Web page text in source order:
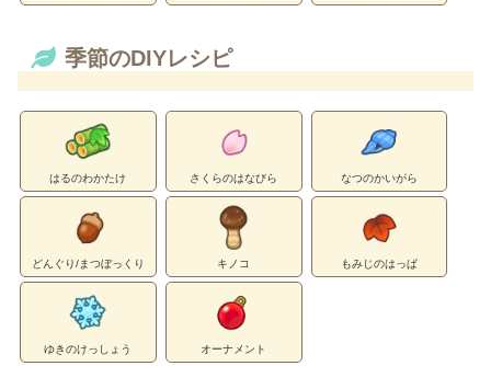
季節のDIYレシピ
はるのわかたけ さくらのはなびら なつのかいがら
どんぐり/まつぼっくり キノコ もみじのはっぱ
ゆきのけっしょう オーナメント